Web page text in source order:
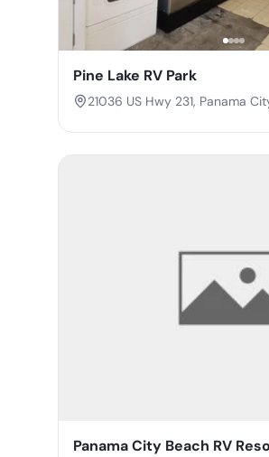
Pine Lake RV Park
21036 US Hwy 231, Panama
Panama City Beach RV